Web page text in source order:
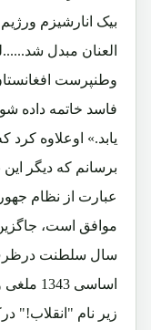
بیک انارشیزم
العنان مبدل
وطنپرست
فاسد خاتمه داده
یابد.» اوعلاوه کرد
برسانم که دیگر
عبارت از نظام
موافق است،
سال سلطنت درظرف
اساسی
زیر نام "انقلاب!"